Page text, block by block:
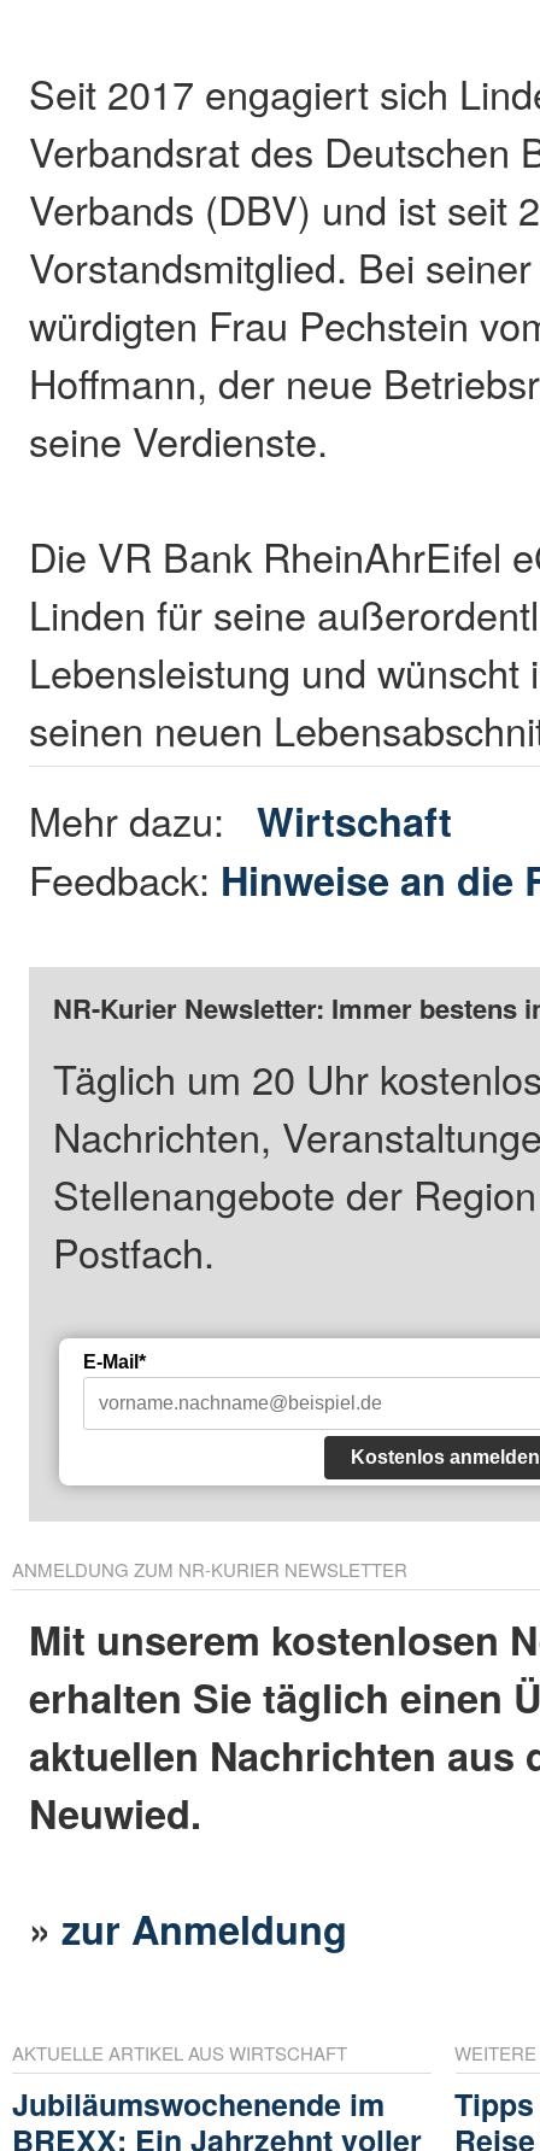
Seit 2017 engagiert sich
Verbandsrat des Deutschen
Verbands (DBV) und ist seit
Vorstandsmitglied. Bei
würdigten Frau Pechstein
Hoffmann, der neue
seine Verdienste.
Die VR Bank RheinAhrEifel
Linden für seine
Lebensleistung und wünscht
seinen neuen
Mehr dazu:Wirtschaft
Feedback: Hinweise an die
NR-Kurier Newsletter: Immer bestens
Täglich um 20 Uhr
Nachrichten,
Stellenangebote der
Postfach.
E-Mail*
Kostenlos anmelden
ANMELDUNG ZUM NR-KURIER NEWSLETTER
Mit unserem kostenlosen
erhalten Sie täglich einen
aktuellen Nachrichten aus
Neuwied.
»zur Anmeldung
AKTUELLE ARTIKEL AUS WIRTSCHAFT
Jubiläumswochenende im
BREXX: Ein Jahrzehnt voller